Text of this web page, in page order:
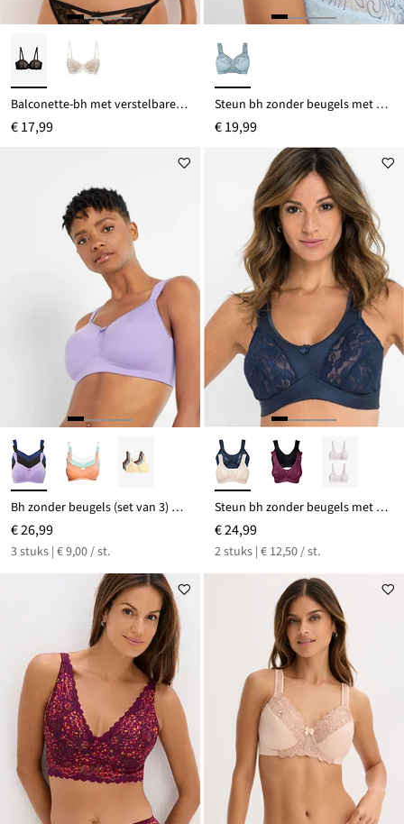
Balconette-bh met verstelbare bandjes
€ 17,99
Steun bh zonder beugels met gewatteerde schouderbandjes
€ 19,99
Bh zonder beugels (set van 3) met katoen
€ 26,99
3 stuks | € 9,00 / st.
Steun bh zonder beugels met gewatteerde schouderbandjes (set van 2)
€ 24,99
2 stuks | € 12,50 / st.